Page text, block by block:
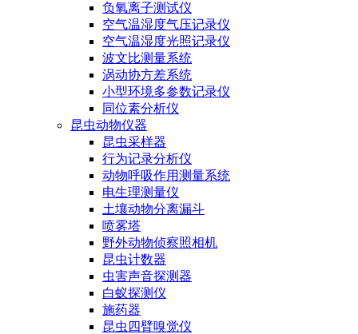
负氧离子测试仪
空气温湿度气压记录仪
空气温湿度光照记录仪
波文比测量系统
涡动协方差系统
小型环境多参数记录仪
同位素分析仪
昆虫动物仪器
昆虫采样器
行为记录分析仪
动物呼吸作用测量系统
电生理测量仪
土壤动物分离漏斗
喷雾塔
野外动物侦察照相机
昆虫计数器
虫害声音探测器
白蚁探测仪
施药器
昆虫四臂嗅觉仪